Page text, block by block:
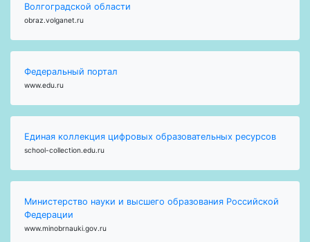
Волгоградской области
obraz.volganet.ru
Федеральный портал
www.edu.ru
Единая коллекция цифровых образовательных ресурсов
school-collection.edu.ru
Министерство науки и высшего образования Российской
Федерации
www.minobrnauki.gov.ru